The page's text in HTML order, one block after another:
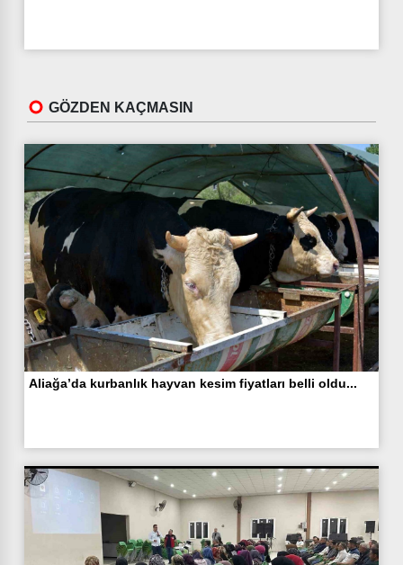
GÖZDEN KAÇMASIN
Aliağa’da kurbanlık hayvan kesim fiyatları belli oldu...